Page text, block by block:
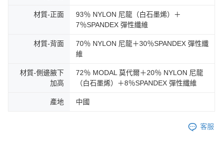
材質-正面
93％ NYLON 尼龍（白石墨烯）＋
7％SPANDEX 彈性纖維
材質-背面
70％ NYLON 尼龍＋30％SPANDEX 彈性纖
維
材質-側邊腋下
加高
72％ MODAL 莫代爾＋20％ NYLON 尼龍
（白石墨烯）＋8％SPANDEX 彈性纖維
產地 中國
客服